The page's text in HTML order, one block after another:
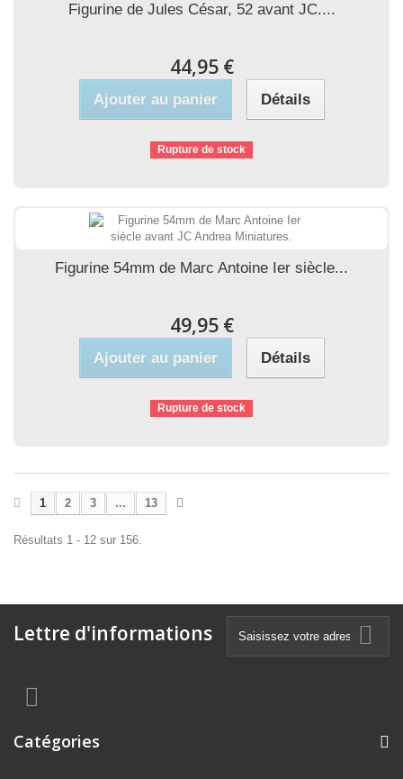
Figurine de Jules César, 52 avant JC....
44,95 €
Ajouter au panier Détails
Rupture de stock
Figurine 54mm de Marc Antoine Ier siècle...
49,95 €
Ajouter au panier Détails
Rupture de stock
1 2 3 ... 13
Résultats 1 - 12 sur 156.
Lettre d'informations
Catégories